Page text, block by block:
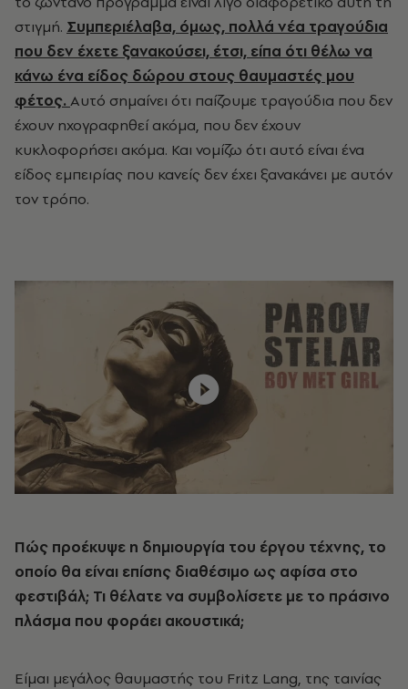
στιγμή. Συμπεριέλαβα, όμως, πολλά νέα τραγούδια
που δεν έχετε ξανακούσει, έτσι, είπα ότι θέλω να
κάνω ένα είδος δώρου στους θαυμαστές μου
φέτος. Αυτό σημαίνει ότι παίζουμε τραγούδια που δεν
έχουν ηχογραφηθεί ακόμα, που δεν έχουν
κυκλοφορήσει ακόμα. Και νομίζω ότι αυτό είναι ένα
είδος εμπειρίας που κανείς δεν έχει ξανακάνει με αυτόν
τον τρόπο.
Πώς προέκυψε η δημιουργία του έργου τέχνης, το
οποίο θα είναι επίσης διαθέσιμο ως αφίσα στο
φεστιβάλ; Τι θέλατε να συμβολίσετε με το πράσινο
πλάσμα που φοράει ακουστικά;
Είμαι μεγάλος θαυμαστής του Fritz Lang, της ταινίας